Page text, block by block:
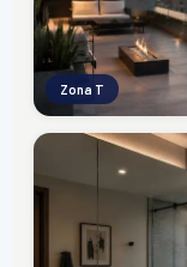
Zona T